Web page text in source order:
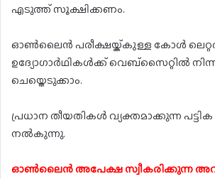
എടുത്ത് സൂക്ഷിക്കണം.
ഓൺലൈൻ പരീക്ഷയ്ക്കുള്ള കോൾ
ഉദ്യോഗാർഥികൾക്ക് വെബ്സൈറ്റിൽ
ചെയ്തെടുക്കാം.
പ്രധാന തീയതികൾ വ്യക്തമാക്കുന്ന
നൽകുന്നു.
ഓൺലൈൻ അപേക്ഷ സ്വീകരിക്കുന്ന